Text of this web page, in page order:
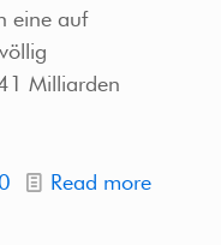
eine auf
Milliarden
Read more